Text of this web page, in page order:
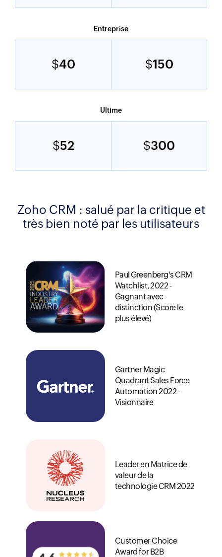
Entreprise
$40 $150
Ultime
$52 $300
Zoho CRM : salué par la critique et
très bien noté par les utilisateurs
Paul Greenberg's CRM
Watchlist, 2022 -
Gagnant avec
distinction (Score le
plus élevé)
Gartner Magic
Quadrant Sales Force
Automation 2022 -
Visionnaire
Leader en Matrice de
valeur de la
technologie CRM 2022
Customer Choice
Award for B2B